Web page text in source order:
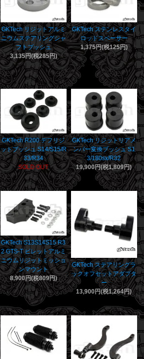
GKTech リジットアルミ
ニウムステアリングシャ
フトブッシュ
3,135円(税285円)
GKTech ステンレスタイ
ロッドスペーサー
1,375円(税125円)
GKTech R200 デフリジ
ットブッシュ S14/S15/R
33/R34
SOLD OUT
GKTech リジットリアメ
ンバー変換ブッシュ S1
3/180sx/R32
19,900円(税1,809円)
GKTech S13S14S15 R3
2 GTS-T ビレットアルミ
ニウムリジットミッショ
ンマウント
8,900円(税809円)
GKTech ステアリングラ
ックオフセットアダプタ
ー
13,900円(税1,264円)